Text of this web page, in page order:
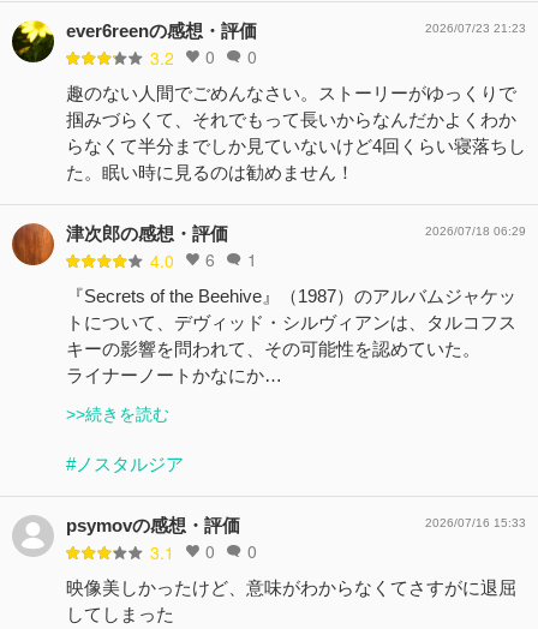
ever6reenの感想・評価
3.2 0 0
2026/07/23 21:23
趣のない人間でごめんなさい。ストーリーがゆっくりで
掴みづらくて、それでもって長いからなんだかよくわか
らなくて半分までしか見ていないけど4回くらい寝落ちし
た。眠い時に見るのは勧めません！
津次郎の感想・評価
4.0 6 1
2026/07/18 06:29
『Secrets of the Beehive』（1987）のアルバムジャケッ
トについて、デヴィッド・シルヴィアンは、タルコフス
キーの影響を問われて、その可能性を認めていた。
ライナーノートかなにか…
>>続きを読む
#ノスタルジア
psymovの感想・評価
3.1 0 0
2026/07/16 15:33
映像美しかったけど、意味がわからなくてさすがに退屈
してしまった